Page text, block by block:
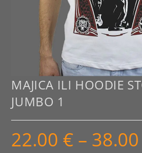
MAJICA ILI HOODIE
JUMBO 1
22.00 € – 38.00